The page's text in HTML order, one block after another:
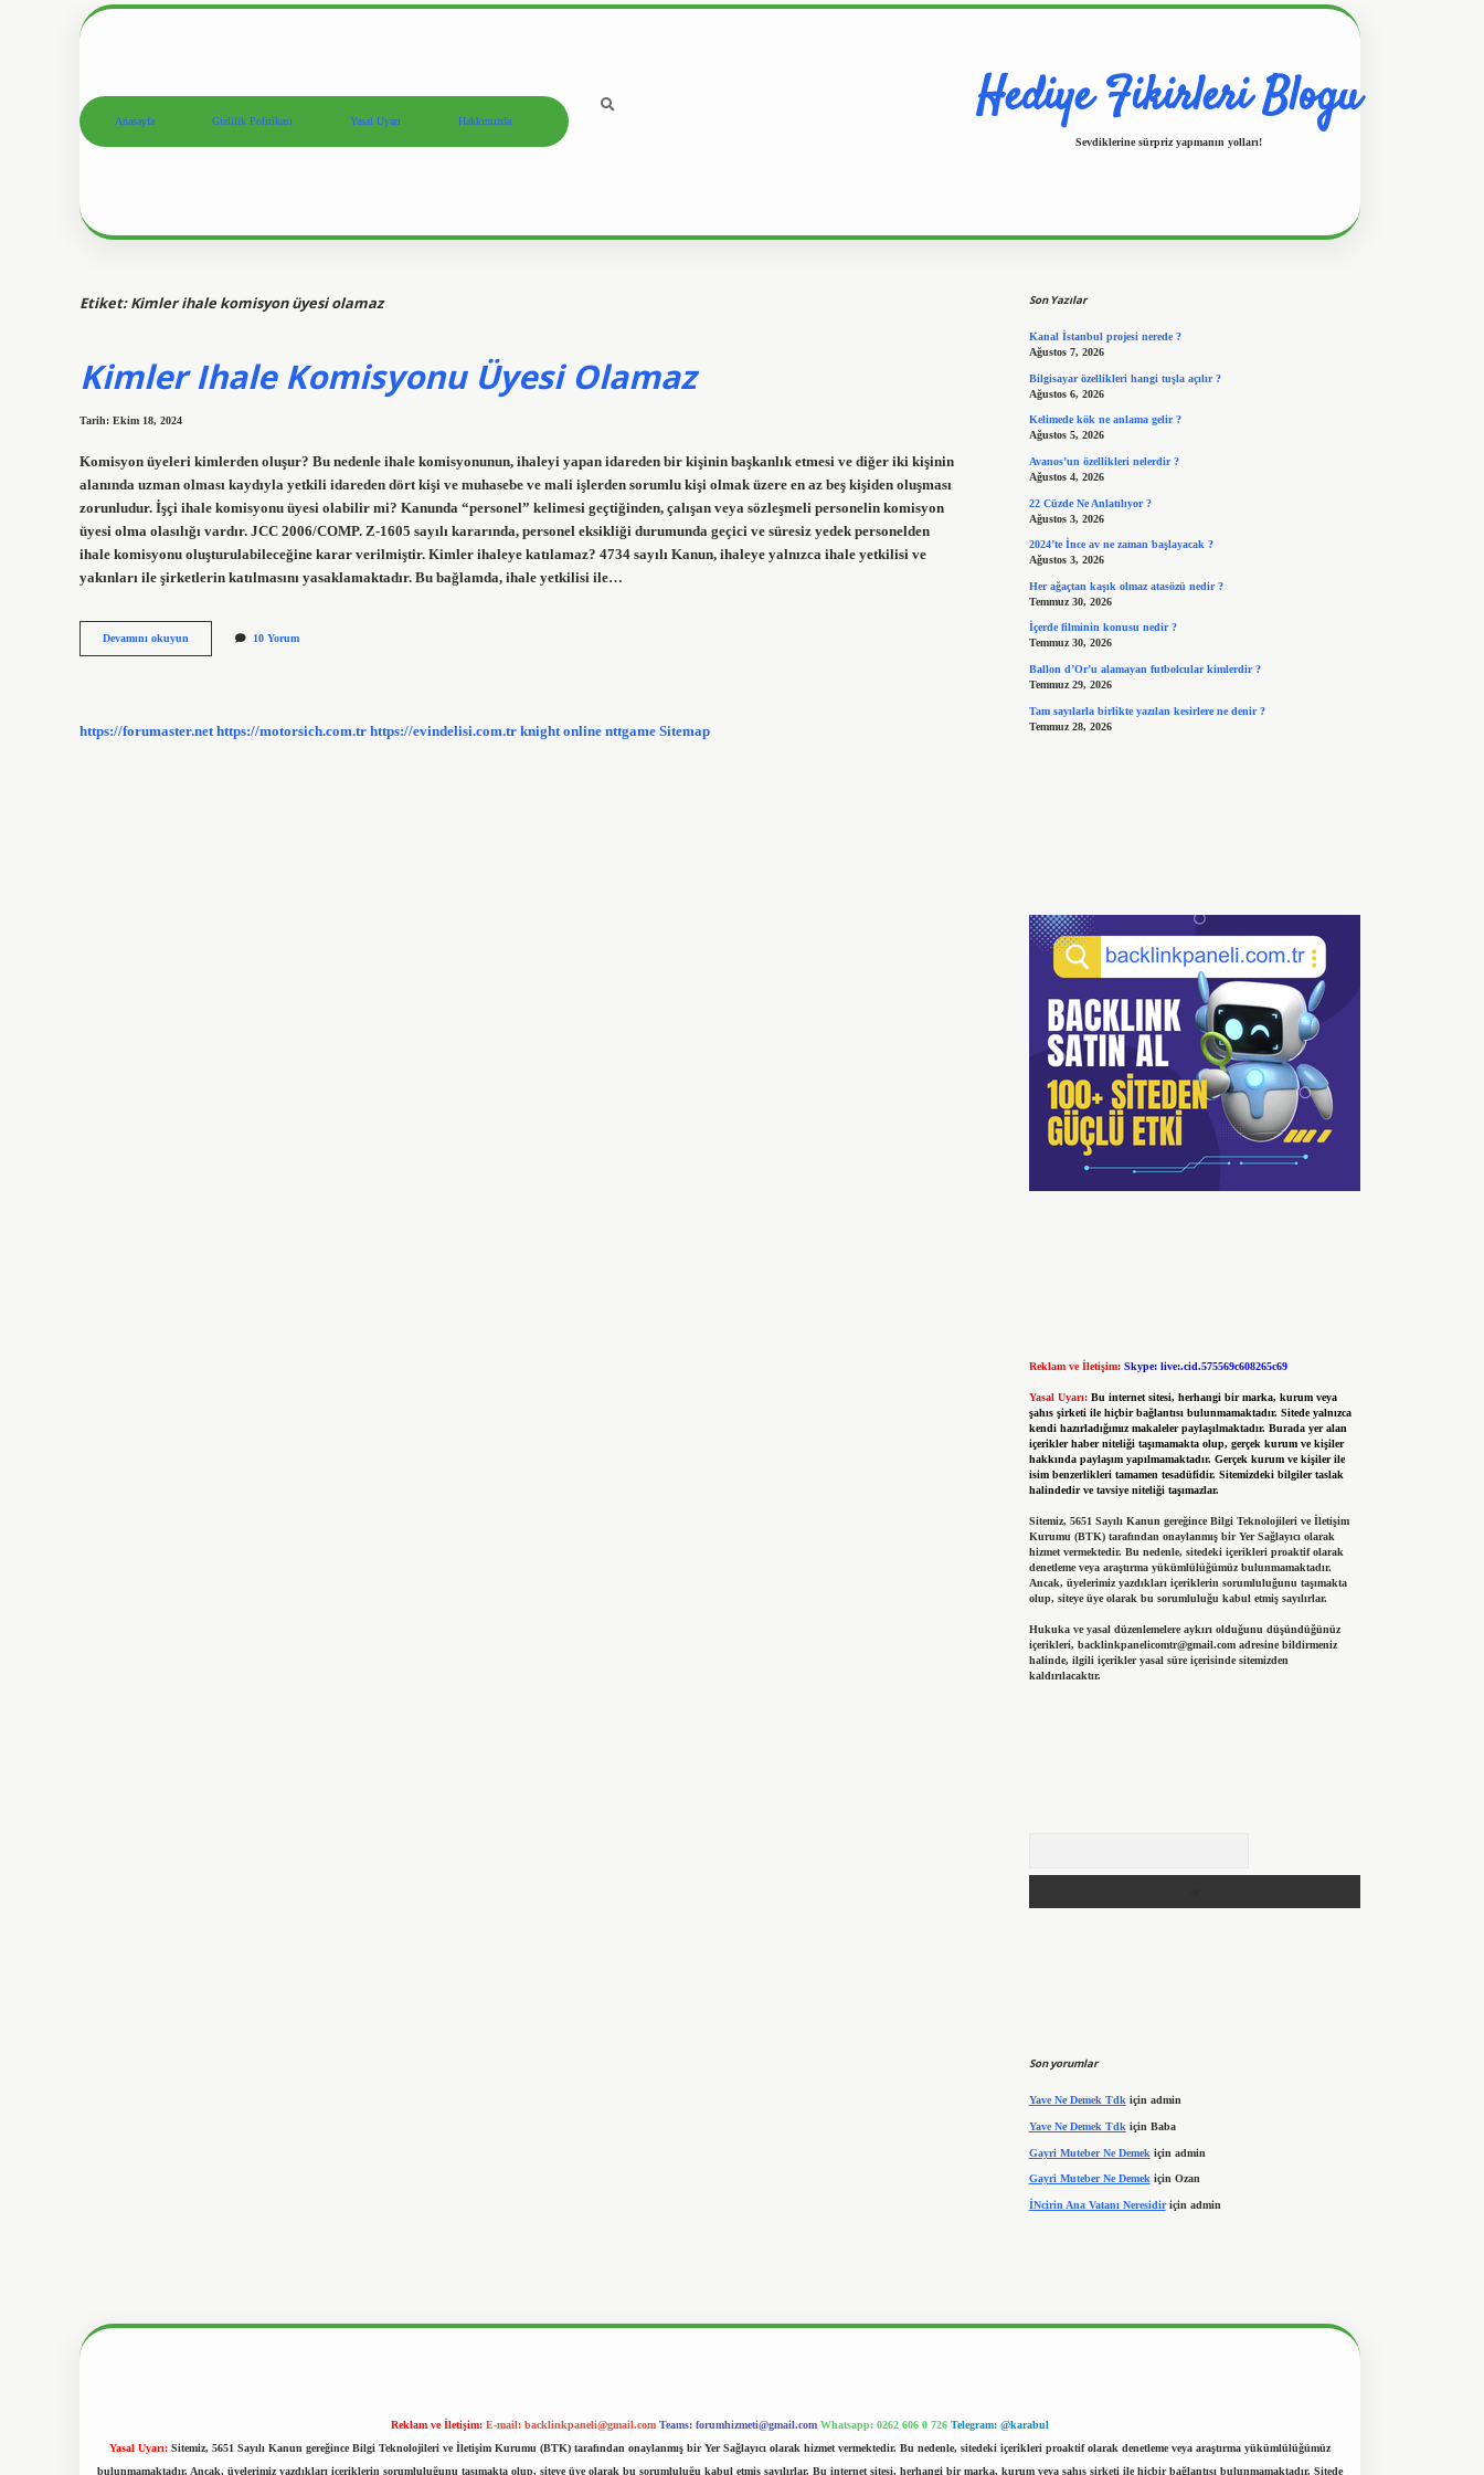
Anasayfa Gizlilik Politikası Yasal Uyarı Hakkımızda Hediye Fikirleri Blogu
Sevdiklerine sürpriz yapmanın yolları!
Etiket:Kimler ihale komisyon üyesi olamaz
Kimler Ihale Komisyonu Üyesi Olamaz
Tarih: Ekim 18, 2024
Komisyon üyeleri kimlerden oluşur? Bu nedenle ihale komisyonunun, ihaleyi yapan idareden bir kişinin başkanlık etmesi ve diğer iki kişinin
alanında uzman olması kaydıyla yetkili idareden dört kişi ve muhasebe ve mali işlerden sorumlu kişi olmak üzere en az beş kişiden oluşması
zorunludur. İşçi ihale komisyonu üyesi olabilir mi? Kanunda “personel” kelimesi geçtiğinden, çalışan veya sözleşmeli personelin komisyon
üyesi olma olasılığı vardır. JCC 2006/COMP. Z-1605 sayılı kararında, personel eksikliği durumunda geçici ve süresiz yedek personelden
ihale komisyonu oluşturulabileceğine karar verilmiştir. Kimler ihaleye katılamaz? 4734 sayılı Kanun, ihaleye yalnızca ihale yetkilisi ve
yakınları ile şirketlerin katılmasını yasaklamaktadır. Bu bağlamda, ihale yetkilisi ile…
Devamını okuyun
Ihale
10 Yorum
https://forumaster.net https://motorsich.com.tr https://evindelisi.com.tr knight online nttgame Sitemap
Son Yazılar
Kanal İstanbul projesi nerede ?
Ağustos 7, 2026
Bilgisayar özellikleri hangi tuşla açılır ?
Ağustos 6, 2026
Kelimede kök ne anlama gelir ?
Ağustos 5, 2026
Avanos’un özellikleri nelerdir ?
Ağustos 4, 2026
22 Cüzde Ne Anlatılıyor ?
Ağustos 3, 2026
2024’te İnce av ne zaman başlayacak ?
Ağustos 3, 2026
Her ağaçtan kaşık olmaz atasözü nedir ?
Temmuz 30, 2026
İçerde filminin konusu nedir ?
Temmuz 30, 2026
Ballon d’Or’u alamayan futbolcular kimlerdir ?
Temmuz 29, 2026
Tam sayılarla birlikte yazılan kesirlere ne denir ?
Temmuz 28, 2026
Reklam ve İletişim: Skype: live:.cid.575569c608265c69
Yasal Uyarı: Bu internet sitesi, herhangi bir marka, kurum veya
şahıs şirketi ile hiçbir bağlantısı bulunmamaktadır. Sitede yalnızca
kendi hazırladığımız makaleler paylaşılmaktadır. Burada yer alan
içerikler haber niteliği taşımamakta olup, gerçek kurum ve kişiler
hakkında paylaşım yapılmamaktadır. Gerçek kurum ve kişiler ile
isim benzerlikleri tamamen tesadüfidir. Sitemizdeki bilgiler taslak
halindedir ve tavsiye niteliği taşımazlar.
Sitemiz, 5651 Sayılı Kanun gereğince Bilgi Teknolojileri ve İletişim
Kurumu (BTK) tarafından onaylanmış bir Yer Sağlayıcı olarak
hizmet vermektedir. Bu nedenle, sitedeki içerikleri proaktif olarak
denetleme veya araştırma yükümlülüğümüz bulunmamaktadır.
Ancak, üyelerimiz yazdıkları içeriklerin sorumluluğunu taşımakta
olup, siteye üye olarak bu sorumluluğu kabul etmiş sayılırlar.
Hukuka ve yasal düzenlemelere aykırı olduğunu düşündüğünüz
içerikleri, backlinkpanelicomtr@gmail.comadresine bildirmeniz
halinde, ilgili içerikler yasal süre içerisinde sitemizden
kaldırılacaktır.
Son yorumlar
Yave Ne Demek Tdkiçin admin
Yave Ne Demek Tdk için Baba
Gayri Muteber Ne Demek için admin
Gayri Muteber Ne Demek için Ozan
İNcirin Ana Vatanı Neresidiriçin admin
Reklam ve İletişim: E-mail: backlinkpaneli@gmail.com Teams: forumhizmeti@gmail.com Whatsapp: 0262 606 0 726 Telegram: @karabul
Yasal Uyarı: Sitemiz, 5651 Sayılı Kanun gereğince Bilgi Teknolojileri ve İletişim Kurumu (BTK) tarafından onaylanmış bir Yer Sağlayıcı olarak hizmet vermektedir. Bu nedenle, sitedeki içerikleri proaktif olarak denetleme veya araştırma yükümlülüğümüz
bulunmamaktadır. Ancak, üyelerimiz yazdıkları içeriklerin sorumluluğunu taşımakta olup, siteye üye olarak bu sorumluluğu kabul etmiş sayılırlar. Bu internet sitesi, herhangi bir marka, kurum veya şahıs şirketi ile hiçbir bağlantısı bulunmamaktadır. Sitede